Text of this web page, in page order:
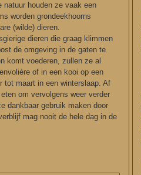
natuur houden ze vaak een
worden grondeekhoorns
(wilde) dieren.
dieren die graag klimmen
de omgeving in de gaten te
komt voederen, zullen ze al
of in een kooi op een
tot maart in een winterslaap. Af
om vervolgens weer verder
dankbaar gebruik maken door
mag nooit de hele dag in de